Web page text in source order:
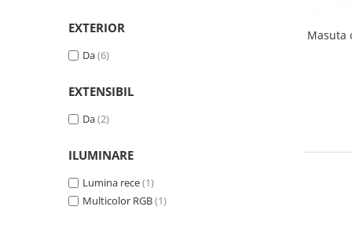
EXTERIOR
Da(6)
EXTENSIBIL
Da(2)
ILUMINARE
Lumina rece(1)
Multicolor RGB(1)
Masuta